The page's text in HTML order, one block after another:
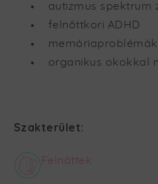
autizmus spektrum
felnőttkori ADHD
memóriaproblémák
organikus okokkal
Szakterület:
Felnőttek